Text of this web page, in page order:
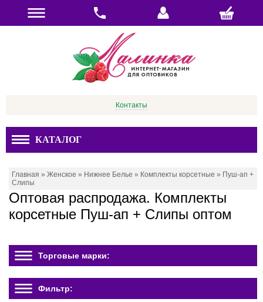
Контакты
КАТАЛОГ
Главная » Женское » Нижнее Белье » Комплекты корсетные » Пуш-ап +
Слипы
Оптовая распродажа. Комплекты
корсетные Пуш-ап + Слипы оптом
Торговые марки:
Фильтр: